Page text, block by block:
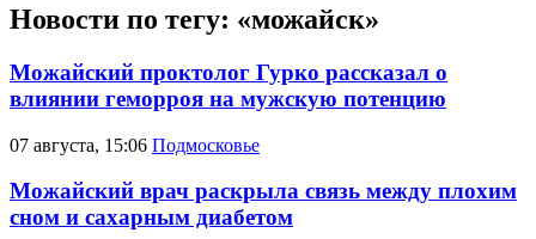
Новости по тегу: «можайск»
Можайский проктолог Гурко рассказал о
влиянии геморроя на мужскую потенцию
07 августа, 15:06 Подмосковье
Можайский врач раскрыла связь между плохим
сном и сахарным диабетом